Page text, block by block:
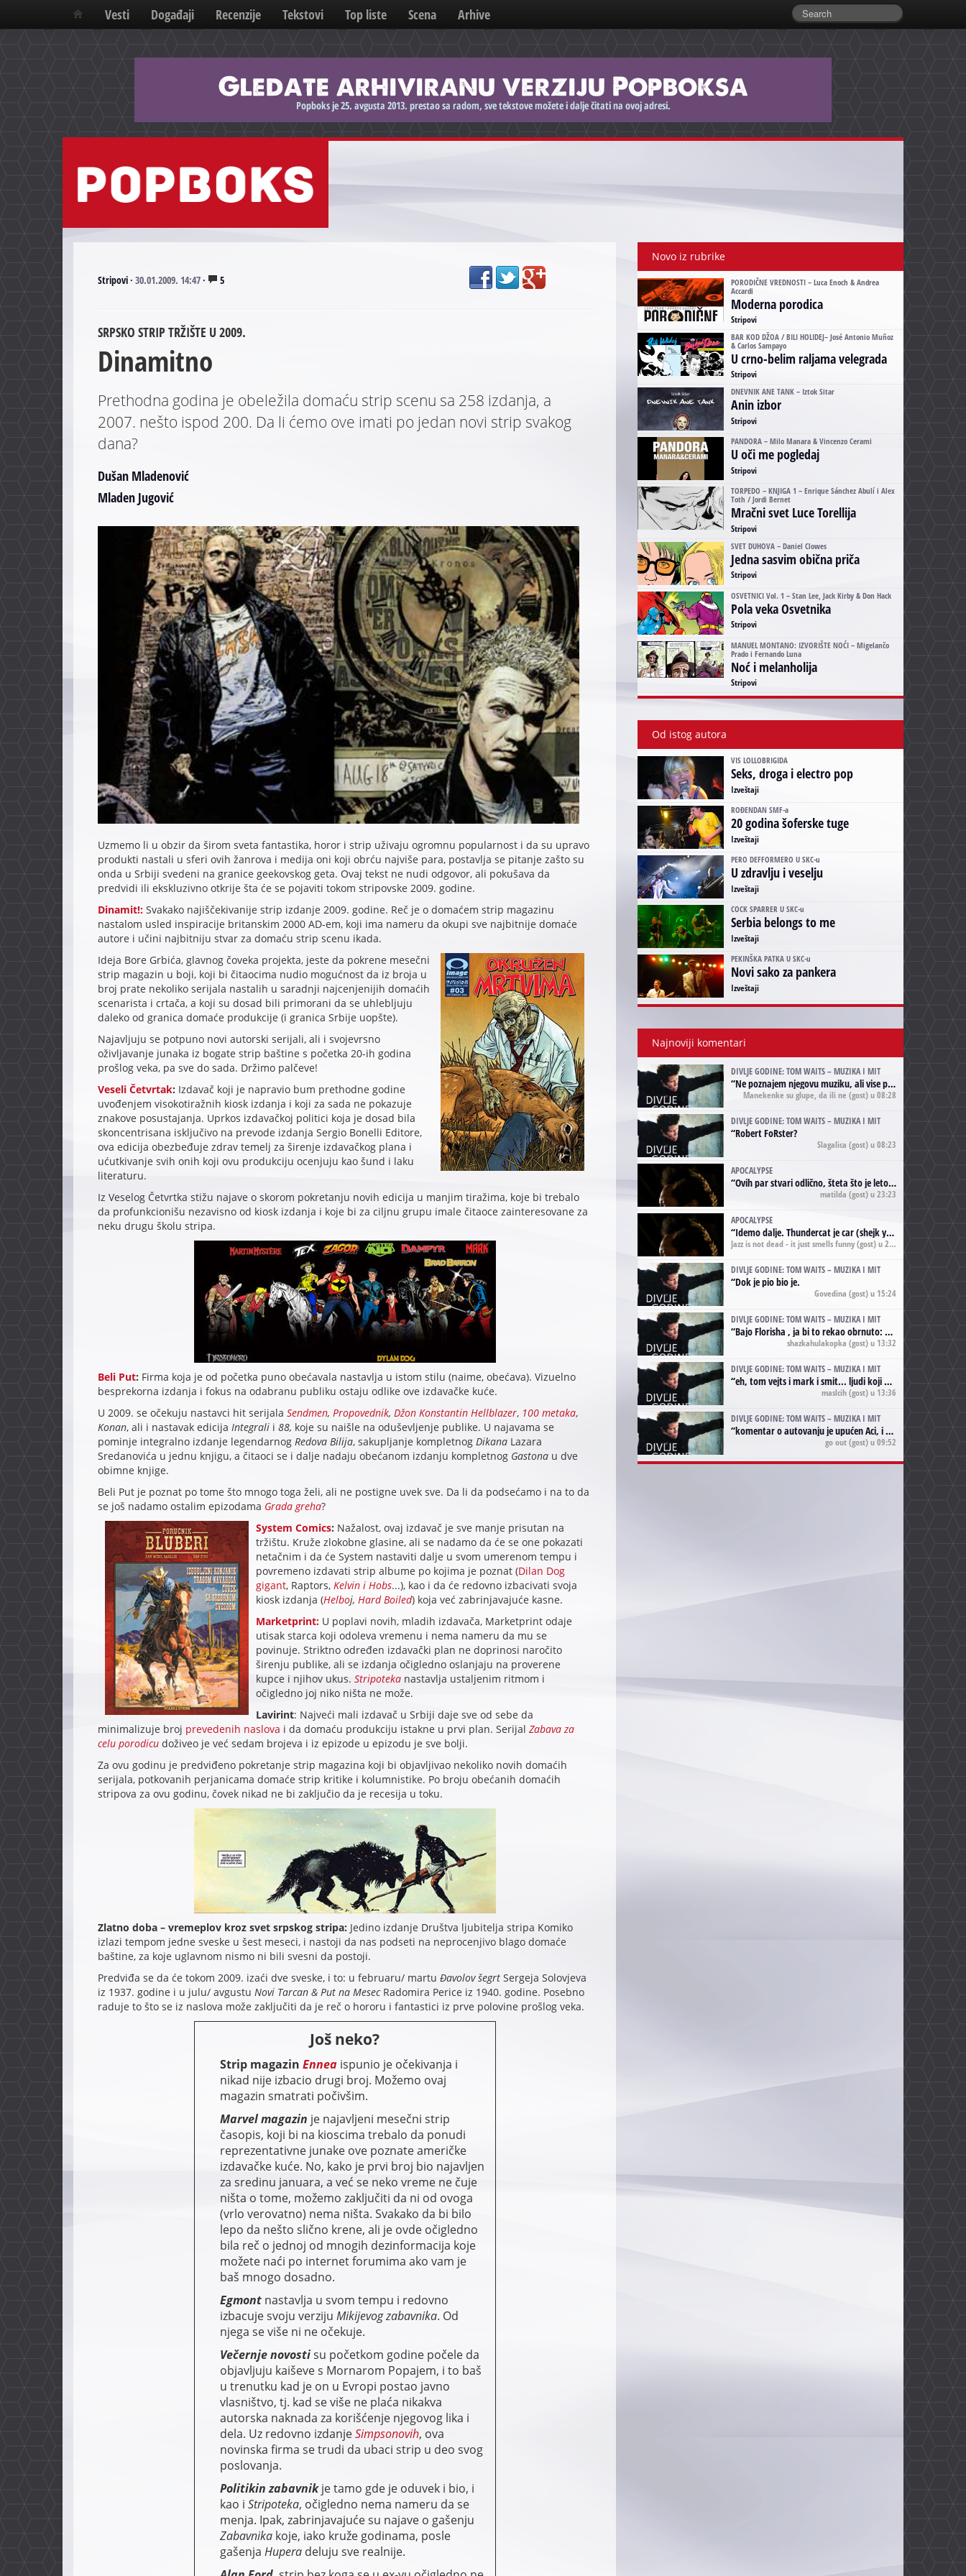
Vesti Događaji Recenzije Tekstovi Top liste Scena Arhive
Stripovi· 30.01.2009. 14:47· 5
SRPSKO STRIP TRŽIŠTE U 2009.
Dinamitno
Prethodna godina je obeležila domaću strip scenu sa 258 izdanja, a
2007. nešto ispod 200. Da li ćemo ove imati po jedan novi strip svakog
dana?
Dušan Mladenović
Mladen Jugović
Uzmemo li u obzir da širom sveta fantastika, horor i strip uživaju ogromnu popularnost i da su upravo
produkti nastali u sferi ovih žanrova i medija oni koji obrću najviše para, postavlja se pitanje zašto su
onda u Srbiji svedeni na granice geekovskog geta. Ovaj tekst ne nudi odgovor, ali pokušava da
predvidi ili ekskluzivno otkrije šta će se pojaviti tokom stripovske 2009. godine.
Dinamit!:Svakako najiščekivanije strip izdanje 2009. godine. Reč je o domaćem strip magazinu
nastalom usled inspiracije britanskim 2000 AD-em, koji ima nameru da okupi sve najbitnije domaće
autore i učini najbitniju stvar za domaću strip scenu ikada.
Ideja Bore Grbića, glavnog čoveka projekta, jeste da pokrene mesečni
strip magazin u boji, koji bi čitaocima nudio mogućnost da iz broja u
broj prate nekoliko serijala nastalih u saradnji najcenjenijih domaćih
scenarista i crtača, a koji su dosad bili primorani da se uhlebljuju
daleko od granica domaće produkcije (i granica Srbije uopšte).
Najavljuju se potpuno novi autorski serijali, ali i svojevrsno
oživljavanje junaka iz bogate strip baštine s početka 20-ih godina
prošlog veka, pa sve do sada. Držimo palčeve!
Veseli Četvrtak: Izdavač koji je napravio bum prethodne godine
uvođenjem visokotiražnih kiosk izdanja i koji za sada ne pokazuje
znakove posustajanja. Uprkos izdavačkoj politici koja je dosad bila
skoncentrisana isključivo na prevode izdanja Sergio Bonelli Editore,
ova edicija obezbeđuje zdrav temelj za širenje izdavačkog plana i
ućutkivanje svih onih koji ovu produkciju ocenjuju kao šund i laku
literaturu.
Iz Veselog Četvrtka stižu najave o skorom pokretanju novih edicija u manjim tiražima, koje bi trebalo
da profunkcionišu nezavisno od kiosk izdanja i koje bi za ciljnu grupu imale čitaoce zainteresovane za
neku drugu školu stripa.
Beli Put: Firma koja je od početka puno obećavala nastavlja u istom stilu (naime, obećava). Vizuelno
besprekorna izdanja i fokus na odabranu publiku ostaju odlike ove izdavačke kuće.
U 2009. se očekuju nastavci hit serijala Sendmen, Propovednik, Džon Konstantin Hellblazer, 100 metaka,
Konan, ali i nastavak edicija Integralii 88, koje su naišle na oduševljenje publike. U najavama se
pominje integralno izdanje legendarnog Redova Bilija, sakupljanje kompletnog DikanaLazara
Sredanovića u jednu knjigu, a čitaoci se i dalje nadaju obećanom izdanju kompletnog Gastonau dve
obimne knjige.
Beli Put je poznat po tome što mnogo toga želi, ali ne postigne uvek sve. Da li da podsećamo i na to da
se još nadamo ostalim epizodama Grada greha?
System Comics: Nažalost, ovaj izdavač je sve manje prisutan na
tržištu. Kruže zlokobne glasine, ali se nadamo da će se one pokazati
netačnim i da će System nastaviti dalje u svom umerenom tempu i
povremeno izdavati strip albume po kojima je poznat (Dilan Dog
gigant, Raptors, Kelvin i Hobs...), kao i da će redovno izbacivati svoja
kiosk izdanja (Helboj, Hard Boiled) koja već zabrinjavajuće kasne.
Marketprint: U poplavi novih, mladih izdavača, Marketprint odaje
utisak starca koji odoleva vremenu i nema nameru da mu se
povinuje. Striktno određen izdavački plan ne doprinosi naročito
širenju publike, ali se izdanja očigledno oslanjaju na proverene
kupce i njihov ukus. Stripotekanastavlja ustaljenim ritmom i
očigledno joj niko ništa ne može.
Lavirint: Najveći mali izdavač u Srbiji daje sve od sebe da
minimalizuje broj prevedenih naslova i da domaću produkciju istakne u prvi plan. Serijal Zabava za
celu porodicudoživeo je već sedam brojeva i iz epizode u epizodu je sve bolji.
Za ovu godinu je predviđeno pokretanje strip magazina koji bi objavljivao nekoliko novih domaćih
serijala, potkovanih perjanicama domaće strip kritike i kolumnistike. Po broju obećanih domaćih
stripova za ovu godinu, čovek nikad ne bi zaključio da je recesija u toku.
Zlatno doba – vremeplov kroz svet srpskog stripa: Jedino izdanje Društva ljubitelja stripa Komiko
izlazi tempom jedne sveske u šest meseci, i nastoji da nas podseti na neprocenjivo blago domaće
baštine, za koje uglavnom nismo ni bili svesni da postoji.
Predviđa se da će tokom 2009. izaći dve sveske, i to: u februaru/ martu Đavolov šegrtSergeja Solovjeva
iz 1937. godine i u julu/ avgustu Novi Tarcan & Put na MesecRadomira Perice iz 1940. godine. Posebno
raduje to što se iz naslova može zaključiti da je reč o hororu i fantastici iz prve polovine prošlog veka.
Još neko?
Strip magazin Enneaispunio je očekivanja i
nikad nije izbacio drugi broj. Možemo ovaj
magazin smatrati počivšim.
Marvel magazin je najavljeni mesečni strip
časopis, koji bi na kioscima trebalo da ponudi
reprezentativne junake ove poznate američke
izdavačke kuće. No, kako je prvi broj bio najavljen
za sredinu januara, a već se neko vreme ne čuje
ništa o tome, možemo zaključiti da ni od ovoga
(vrlo verovatno) nema ništa. Svakako da bi bilo
lepo da nešto slično krene, ali je ovde očigledno
bila reč o jednoj od mnogih dezinformacija koje
možete naći po internet forumima ako vam je
baš mnogo dosadno.
Egmontnastavlja u svom tempu i redovno
izbacuje svoju verziju Mikijevog zabavnika. Od
njega se više ni ne očekuje.
Večernje novosti su početkom godine počele da
objavljuju kaiševe s Mornarom Popajem, i to baš
u trenutku kad je on u Evropi postao javno
vlasništvo, tj. kad se više ne plaća nikakva
autorska naknada za korišćenje njegovog lika i
dela. Uz redovno izdanjeSimpsonovih, ova
novinska firma se trudi da ubaci strip u deo svog
poslovanja.
Politikin zabavnikje tamo gde je oduvek i bio, i
kao i Stripoteka, očigledno nema nameru da se
menja. Ipak, zabrinjavajuće su najave o gašenju
Zabavnikakoje, iako kruže godinama, posle
gašenja Huperadeluju sve realnije.
Novo iz rubrike
PORODIČNE VREDNOSTI – Luca Enoch & Andrea
Accardi
Moderna porodica
Stripovi
BAR KOD DŽOA / BILI HOLIDEJ– José Antonio Muñoz
& Carlos Sampayo
U crno-belim raljama velegrada
Stripovi
DNEVNIK ANE TANK – Iztok Sitar
Anin izbor
Stripovi
PANDORA – Milo Manara & Vincenzo Cerami
U oči me pogledaj
Stripovi
TORPEDO – KNJIGA 1 – Enrique Sánchez Abulí i Alex
Toth / Jordi Bernet
Mračni svet Luce Torellija
Stripovi
SVET DUHOVA – Daniel Clowes
Jedna sasvim obična priča
Stripovi
OSVETNICI Vol. 1 – Stan Lee, Jack Kirby & Don Hack
Pola veka Osvetnika
Stripovi
MANUEL MONTANO: IZVORIŠTE NOĆI – Migelančo
Prado i Fernando Luna
Noć i melanholija
Stripovi
Od istog autora
VIS LOLLOBRIGIDA
Seks, droga i electro pop
Izveštaji
ROĐENDAN SMF-a
20 godina šoferske tuge
Izveštaji
PERO DEFFORMERO U SKC-u
U zdravlju i veselju
Izveštaji
COCK SPARRER U SKC-u
Serbia belongs to me
Izveštaji
PEKINŠKA PATKA U SKC-u
Novi sako za pankera
Izveštaji
Najnoviji komentari
DIVLJE GODINE: TOM WAITS – MUZIKA I MIT
“Ne poznajem njegovu muziku, ali vise puta nego sto sam to zazeleo gledao sam njegove umjetnicke slike na raznim stranama interneta. Te stoga zakljucujem da je Tom Waits Lady Gaga muzike namrstenih, ma
Manekenke su glupe, da ili ne (gost) u 08:28
DIVLJE GODINE: TOM WAITS – MUZIKA I MIT
“Robert FoRster?
Slagalica (gost) u 08:23
APOCALYPSE
“Ovih par stvari odlično, šteta što je leto pri kraju, a kaput koji te vervoatno podseća na pirotski ćilim je iz tradicije Navaho indijanaca ;)
matilda (gost) u 23:23
APOCALYPSE
“Idemo dalje. Thundercat je car (shejk yerbuti )!
Jazz is not dead - it just smells funny(gost) u 20:11
DIVLJE GODINE: TOM WAITS – MUZIKA I MIT
“Dok je pio bio je.
Govedina (gost) u 15:24
DIVLJE GODINE: TOM WAITS – MUZIKA I MIT
“Bajo Florisha , ja bi to rekao obrnuto: Beefheart je za Waitsa, isto sto i Hendrix za Lenny Kravitza
shazkahulakopka (gost) u 13:32
DIVLJE GODINE: TOM WAITS – MUZIKA I MIT
“eh, tom vejts i mark i smit... ljudi koji bi muzici više doprineli da su radili kao vozači tramvaja u gsp-u.
maslcih(gost) u 13:36
DIVLJE GODINE: TOM WAITS – MUZIKA I MIT
“komentar o autovanju je upućen Aci, i odnosi se na ono drugo autovanje...'senzualnost Waitsa' ;)
go out(gost) u 09:52